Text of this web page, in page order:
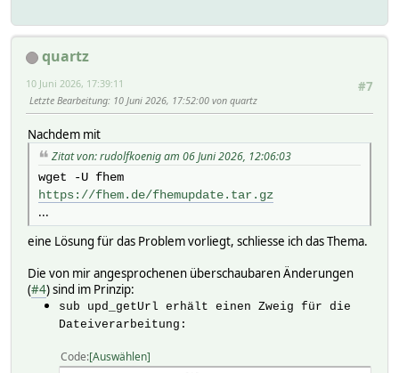
quartz
#7
10 Juni 2026, 17:39:11
Letzte Bearbeitung: 10 Juni 2026, 17:52:00 von quartz
Nachdem mit
Zitat von: rudolfkoenig am 06 Juni 2026, 12:06:03
wget -U fhem
https://fhem.de/fhemupdate.tar.gz
...
eine Lösung für das Problem vorliegt, schliesse ich das Thema.
Die von mir angesprochenen überschaubaren Änderungen
(#4) sind im Prinzip:
sub upd_getUrl erhält einen Zweig für die
Dateiverarbeitung:
Code Auswählen